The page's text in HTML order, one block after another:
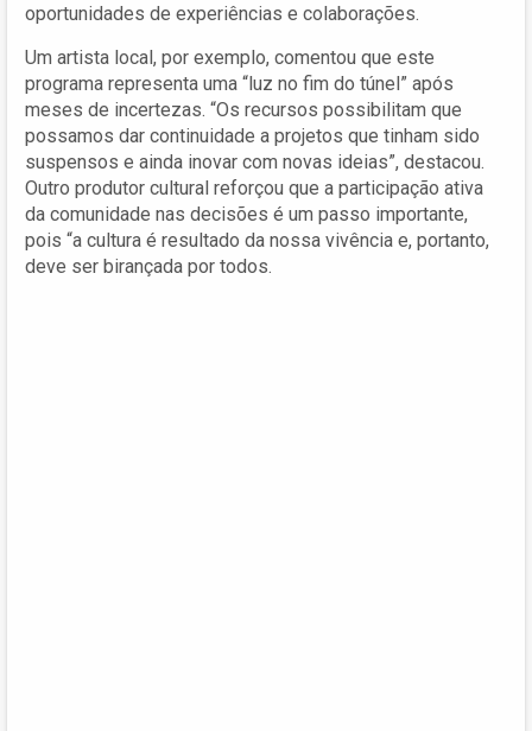
oportunidades de experiências e colaborações.
Um artista local, por exemplo, comentou que este
programa representa uma “luz no fim do túnel” após
meses de incertezas. “Os recursos possibilitam que
possamos dar continuidade a projetos que tinham sido
suspensos e ainda inovar com novas ideias”, destacou.
Outro produtor cultural reforçou que a participação ativa
da comunidade nas decisões é um passo importante,
pois “a cultura é resultado da nossa vivência e, portanto,
deve ser birançada por todos.